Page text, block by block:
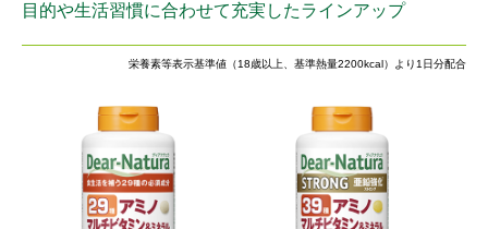
目的や生活習慣に合わせて充実したラインアップ
栄養素等表示基準値（18歳以上、基準熱量2200kcal）より1日分配合